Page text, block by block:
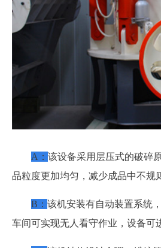
A ： 该设备采用层压式的破碎
品粒度更加均匀，减少成品中不规
B ： 该机安装有自动装置系统
车间可实现无人看守作业，设备可